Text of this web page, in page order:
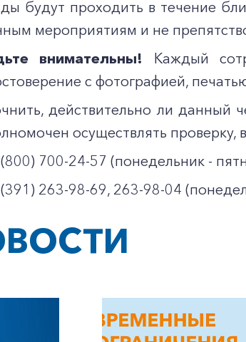
будут проходить в течение
мероприятиям и не
внимательны! Каждый
с фотографией,
действительно ли данный
осуществлять
700-24-57 (понедельник -
263-98-69, 263-98-04